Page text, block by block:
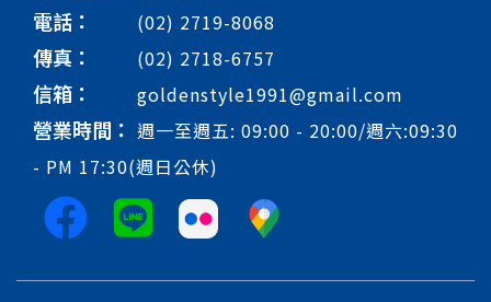
電話： (02) 2719-8068
傳真： (02) 2718-6757
信箱： goldenstyle1991@gmail.com
營業時間： 週一至週五: 09:00 - 20:00/週六:09:30
- PM 17:30(週日公休)